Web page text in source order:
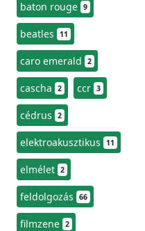
baton rouge 9
beatles 11
caro emerald 2
cascha 2 ccr 3
cédrus 2
elektroakusztikus 11
elmélet 2
feldolgozás 66
filmzene 2